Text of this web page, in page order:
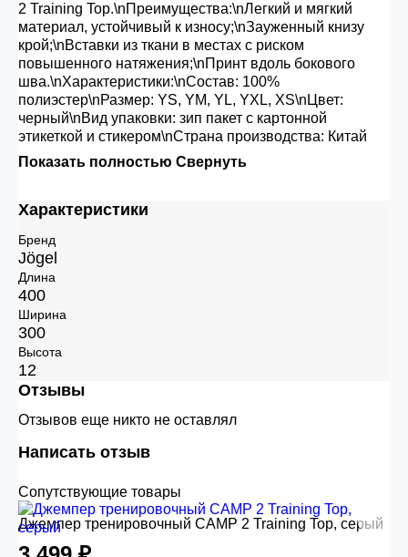
2 Training Top.\nПреимущества:\nЛегкий и мягкий
материал, устойчивый к износу;\nЗауженный книзу
крой;\nВставки из ткани в местах с риском
повышенного натяжения;\nПринт вдоль бокового
шва.\nХарактеристики:\nСостав: 100%
полиэстер\nРазмер: YS, YM, YL, YXL, XS\nЦвет:
черный\nВид упаковки: зип пакет с картонной
этикеткой и стикером\nСтрана производства: Китай
Показать полностью Свернуть
Характеристики
Бренд
Jögel
Длина
400
Ширина
300
Высота
12
Отзывы
Отзывов еще никто не оставлял
Написать отзыв
Сопутствующие товары
Джемпер тренировочный CAMP 2 Training Top, серый